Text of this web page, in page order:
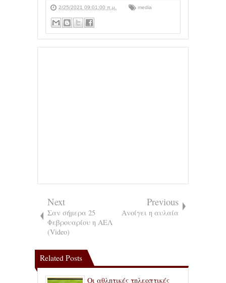
2/25/2021 09:01:00 π.μ. media
Next
Σαν σήμερα 25
Φεβρουαρίου η ΑΕΛ
(Video)
Previous
Ανοίγει η αυλαία
Related Posts
Οι αθλητικές τηλεοπτικές